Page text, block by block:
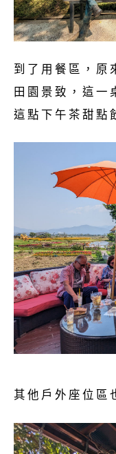
到了用餐區，原
田園景致，這一
這點下午茶甜點
其他戶外座位區